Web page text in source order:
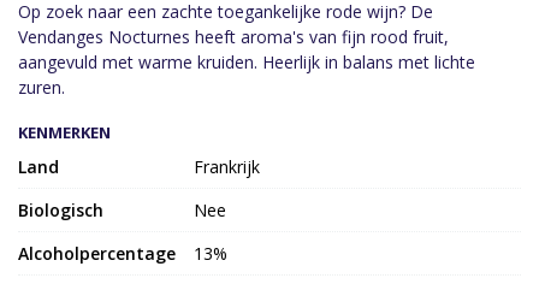
Op zoek naar een zachte toegankelijke rode wijn? De
Vendanges Nocturnes heeft aroma's van fijn rood fruit,
aangevuld met warme kruiden. Heerlijk in balans met lichte
zuren.
KENMERKEN
Land
Frankrijk
Biologisch
Nee
Alcoholpercentage
13%